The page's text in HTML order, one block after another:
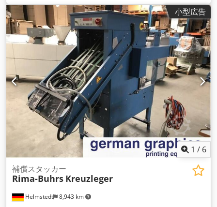
小型広告
1 / 6
Helmstedt 8,943 km
補償スタッカー
Rima-Buhrs Kreuzleger